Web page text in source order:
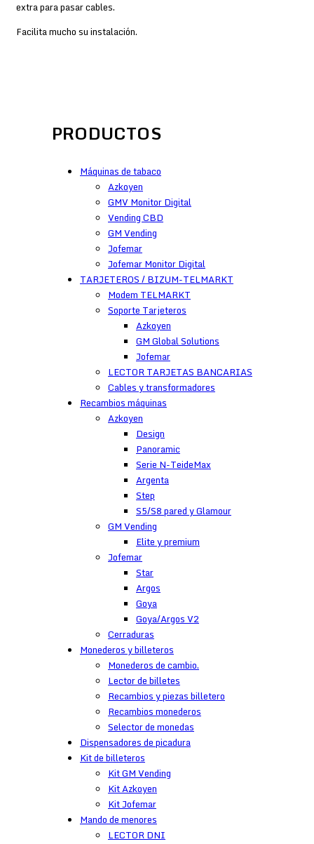
extra para pasar cables.
Facilita mucho su instalación.
PRODUCTOS
Máquinas de tabaco
Azkoyen
GMV Monitor Digital
Vending CBD
GM Vending
Jofemar
Jofemar Monitor Digital
TARJETEROS / BIZUM-TELMARKT
Modem TELMARKT
Soporte Tarjeteros
Azkoyen
GM Global Solutions
Jofemar
LECTOR TARJETAS BANCARIAS
Cables y transformadores
Recambios máquinas
Azkoyen
Design
Panoramic
Serie N-TeideMax
Argenta
Step
S5/S8 pared y Glamour
GM Vending
Elite y premium
Jofemar
Star
Argos
Goya
Goya/Argos V2
Cerraduras
Monederos y billeteros
Monederos de cambio.
Lector de billetes
Recambios y piezas billetero
Recambios monederos
Selector de monedas
Dispensadores de picadura
Kit de billeteros
Kit GM Vending
Kit Azkoyen
Kit Jofemar
Mando de menores
LECTOR DNI